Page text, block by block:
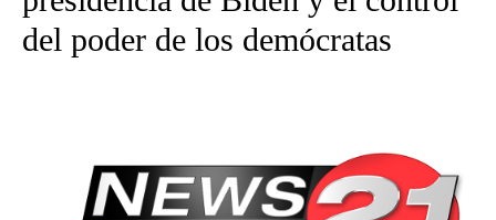
del poder de los demócratas